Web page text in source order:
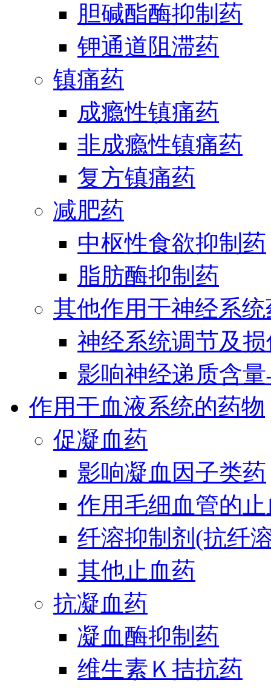
胆碱酯酶抑制药
钾通道阻滞药
镇痛药
成瘾性镇痛药
非成瘾性镇痛药
复方镇痛药
减肥药
中枢性食欲抑制药
脂肪酶抑制药
其他作用于神经系统
神经系统调节及
影响神经递质含
作用于血液系统的药物
促凝血药
影响凝血因子类药
作用毛细血管的
纤溶抑制剂(抗纤
其他止血药
抗凝血药
凝血酶抑制药
维生素Ｋ拮抗药